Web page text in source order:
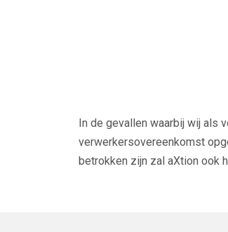
In de gevallen waarbij wij als
verwerkersovereenkomst
betrokken zijn zal aXtion ook